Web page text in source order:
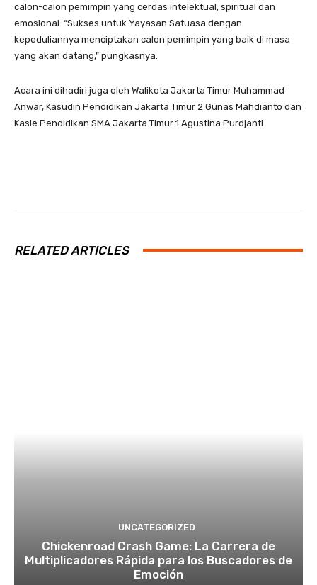
calon-calon pemimpin yang cerdas intelektual, spiritual dan
emosional. “Sukses untuk Yayasan Satuasa dengan
kepeduliannya menciptakan calon pemimpin yang baik di masa
yang akan datang,” pungkasnya.
Acara ini dihadiri juga oleh Walikota Jakarta Timur Muhammad
Anwar, Kasudin Pendidikan Jakarta Timur 2 Gunas Mahdianto dan
Kasie Pendidikan SMA Jakarta Timur 1 Agustina Purdjanti.
RELATED ARTICLES
UNCATEGORIZED
Chickenroad Crash Game: La Carrera de
Multiplicadores Rápida para los Buscadores de
Emoción